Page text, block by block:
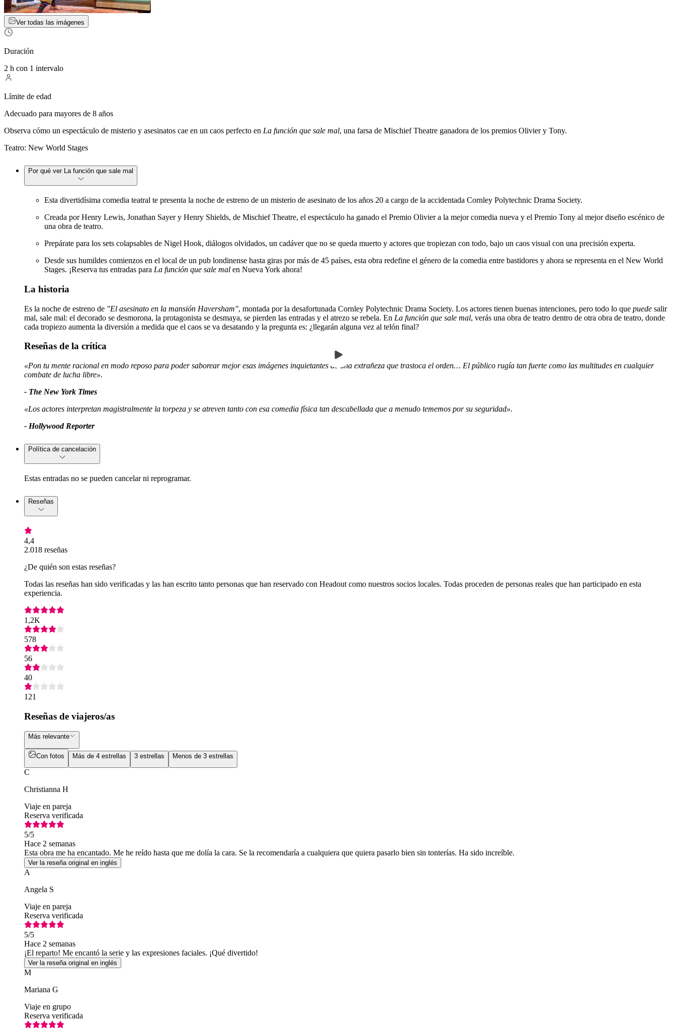
Ver todas las imágenes
Duración
2 h con 1 intervalo
Límite de edad
Adecuado para mayores de 8 años
Observa cómo un espectáculo de misterio y asesinatos cae en un caos perfecto en La función que sale mal, una farsa de Mischief Theatre ganadora de los premios Olivier y Tony.
Teatro: New World Stages
Por qué ver La función que sale mal
Esta divertidísima comedia teatral te presenta la noche de estreno de un misterio de asesinato de los años 20 a cargo de la accidentada Cornley Polytechnic Drama Society.
Creada por Henry Lewis, Jonathan Sayer y Henry Shields, de Mischief Theatre, el espectáculo ha ganado el Premio Olivier a la mejor comedia nueva y el Premio Tony al mejor diseño escénico de
una obra de teatro.
Prepárate para los sets colapsables de Nigel Hook, diálogos olvidados, un cadáver que no se queda muerto y actores que tropiezan con todo, bajo un caos visual con una precisión experta.
Desde sus humildes comienzos en el local de un pub londinense hasta giras por más de 45 países, esta obra redefine el género de la comedia entre bastidores y ahora se representa en el New World
Stages. ¡Reserva tus entradas para La función que sale mal en Nueva York ahora!
La historia
Es la noche de estreno de "El asesinato en la mansión Haversham", montada por la desafortunada Cornley Polytechnic Drama Society. Los actores tienen buenas intenciones, pero todo lo que puede salir
mal, sale mal: el decorado se desmorona, la protagonista se desmaya, se pierden las entradas y el atrezo se rebela. En La función que sale mal, verás una obra de teatro dentro de otra obra de teatro, donde
cada tropiezo aumenta la diversión a medida que el caos se va desatando y la pregunta es: ¿llegarán alguna vez al telón final?
Reseñas de la crítica
«Pon tu mente racional en modo reposo para poder saborear mejor esas imágenes inquietantes de una extrañeza que trastoca el orden… El público rugía tan fuerte como las multitudes en cualquier
combate de lucha libre».
- The New York Times
«Los actores interpretan magistralmente la torpeza y se atreven tanto con esa comedia física tan descabellada que a menudo tememos por su seguridad».
- Hollywood Reporter
Política de cancelación
Estas entradas no se pueden cancelar ni reprogramar.
Reseñas
4,4
2.018 reseñas
¿De quién son estas reseñas?
Todas las reseñas han sido verificadas y las han escrito tanto personas que han reservado con Headout como nuestros socios locales. Todas proceden de personas reales que han participado en esta
experiencia.
1,2K
578
56
40
121
Reseñas de viajeros/as
Más relevante
Con fotos Más de 4 estrellas 3 estrellas Menos de 3 estrellas
C
Christianna H
Viaje en pareja
Reserva verificada
5/5
Hace 2 semanas
Esta obra me ha encantado. Me he reído hasta que me dolía la cara. Se la recomendaría a cualquiera que quiera pasarlo bien sin tonterías. Ha sido increíble.
Ver la reseña original en inglés
A
Angela S
Viaje en pareja
Reserva verificada
5/5
Hace 2 semanas
¡El reparto! Me encantó la serie y las expresiones faciales. ¡Qué divertido!
Ver la reseña original en inglés
M
Mariana G
Viaje en grupo
Reserva verificada